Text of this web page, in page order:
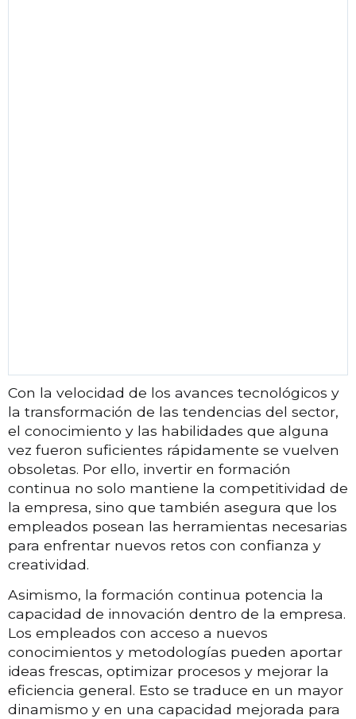
Con la velocidad de los avances tecnológicos y
la transformación de las tendencias del sector,
el conocimiento y las habilidades que alguna
vez fueron suficientes rápidamente se vuelven
obsoletas. Por ello, invertir en formación
continua no solo mantiene la competitividad de
la empresa, sino que también asegura que los
empleados posean las herramientas necesarias
para enfrentar nuevos retos con confianza y
creatividad.
Asimismo, la formación continua potencia la
capacidad de innovación dentro de la empresa.
Los empleados con acceso a nuevos
conocimientos y metodologías pueden aportar
ideas frescas, optimizar procesos y mejorar la
eficiencia general. Esto se traduce en un mayor
dinamismo y en una capacidad mejorada para